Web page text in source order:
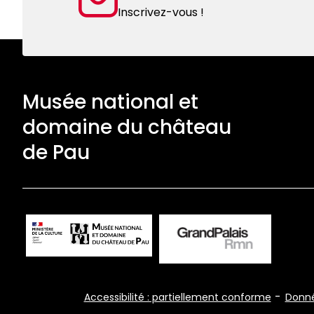
Inscrivez-vous !
Musée national et
domaine du château
de Pau
Accessibilité : partiellement conforme